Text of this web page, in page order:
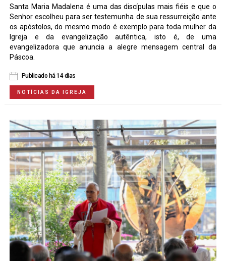
Santa Maria Madalena é uma das discípulas mais fiéis e que o
Senhor escolheu para ser testemunha de sua ressurreição ante
os apóstolos, do mesmo modo é exemplo para toda mulher da
Igreja e da evangelização autêntica, isto é, de uma
evangelizadora que anuncia a alegre mensagem central da
Páscoa.
Publicado há 14 dias
NOTÍCIAS DA IGREJA